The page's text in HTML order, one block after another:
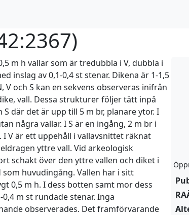
)
m h vallar som är tredubbla i V, dubbla i
inslag av 0,1-0,4 st stenar. Dikena är 1-1,5
V och S kan en sekvens observeras inifrån
vall. Dessa strukturer följer tätt inpå
där det är upp till 5 m br, planare ytor. I
några vallar. I S är en ingång, 2 m br i
V är ett uppehåll i vallavsnittet räknat
yttre vall. Vid arkeologisk
schakt över den yttre vallen och diket i
huvudingång. Vallen har i sitt
0,5 m h. I dess botten samt mor dess
m st rundade stenar. Inga
observerades. Det framförvarande